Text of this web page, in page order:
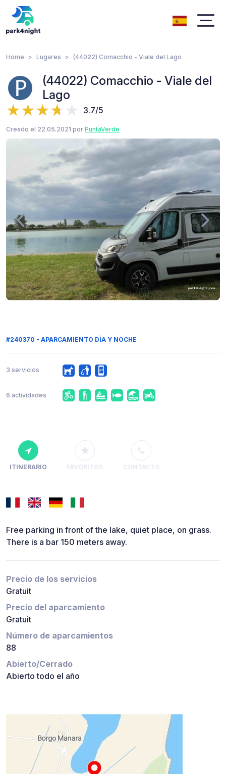
Home Lugares (44022) Comacchio - Viale del Lago
(44022) Comacchio - Viale del
Lago
3.7/5
Creado el 22.05.2021 por PuntaVerde
#240370 - APARCAMIENTO DÍA Y NOCHE
3 servicios
6 actividades
ITINERARIO FAVORITOS CONTACTO
Free parking in front of the lake, quiet place, on grass.
There is a bar 150 meters away.
Precio de los servicios
Gratuit
Precio del aparcamiento
Gratuit
Número de aparcamientos
88
Abierto/Cerrado
Abierto todo el año